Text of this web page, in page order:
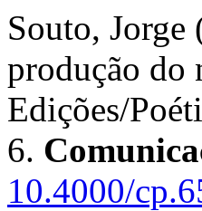
Souto, Jorge
produção do
Edições/
6.
10.4000/